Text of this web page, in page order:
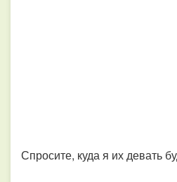
Спросите, куда я их девать